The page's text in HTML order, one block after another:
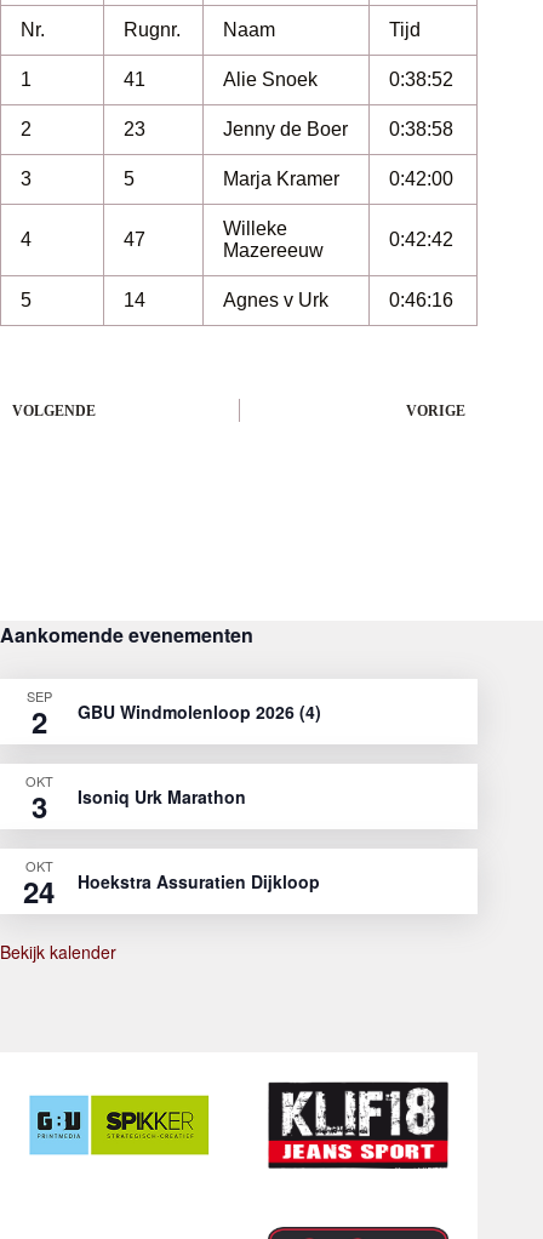
Nr. Rugnr. Naam Tijd
1 41 Alie Snoek 0:38:52
2 23 Jenny de Boer 0:38:58
3 5 Marja Kramer 0:42:00
4 47
Willeke
Mazereeuw
0:42:42
5 14 Agnes v Urk 0:46:16
VORIGE
VOLGENDE
Aankomende evenementen
SEP
2 GBU Windmolenloop 2026 (4)
OKT
3 Isoniq Urk Marathon
OKT
24 Hoekstra Assuratien Dijkloop
Bekijk kalender